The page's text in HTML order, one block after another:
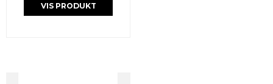
VIS PRODUKT